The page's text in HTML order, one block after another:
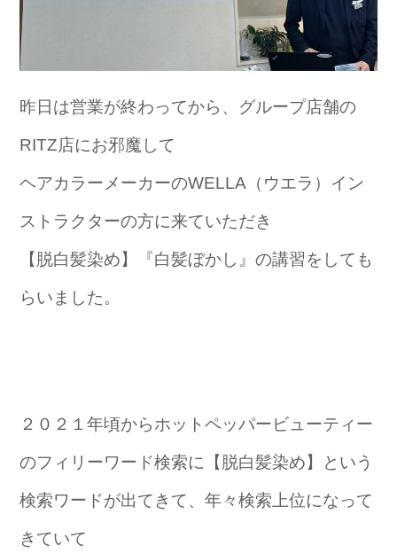
昨日は営業が終わってから、グループ店舗の
RITZ店にお邪魔して
ヘアカラーメーカーのWELLA（ウエラ）イン
ストラクターの方に来ていただき
【脱白髪染め】『白髪ぼかし』の講習をしても
らいました。
２０２１年頃からホットペッパービューティー
のフィリーワード検索に【脱白髪染め】という
検索ワードが出てきて、年々検索上位になって
きていて